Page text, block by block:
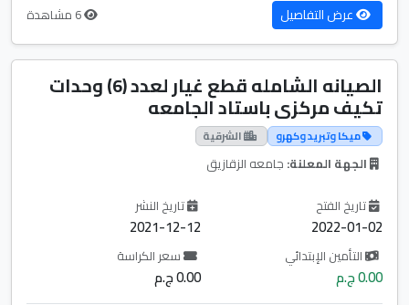
عرض التفاصيل
الصيانه الشامله قطع غيار لعدد (6) وحدات
تكيف مركزى باستاد الجامعه
ميكا وتبريد وكهرو الشرقية
الجهة المعلنة: جامعه الزقازيق
تاريخ الفتح
2022-01-02
تاريخ النشر
2021-12-12
التأمين الإبتدائي
0.00 ج.م
سعر الكراسة
0.00 ج.م